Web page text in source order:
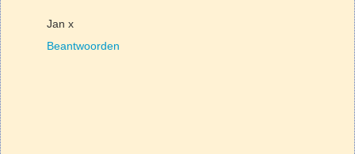
Jan x
Beantwoorden